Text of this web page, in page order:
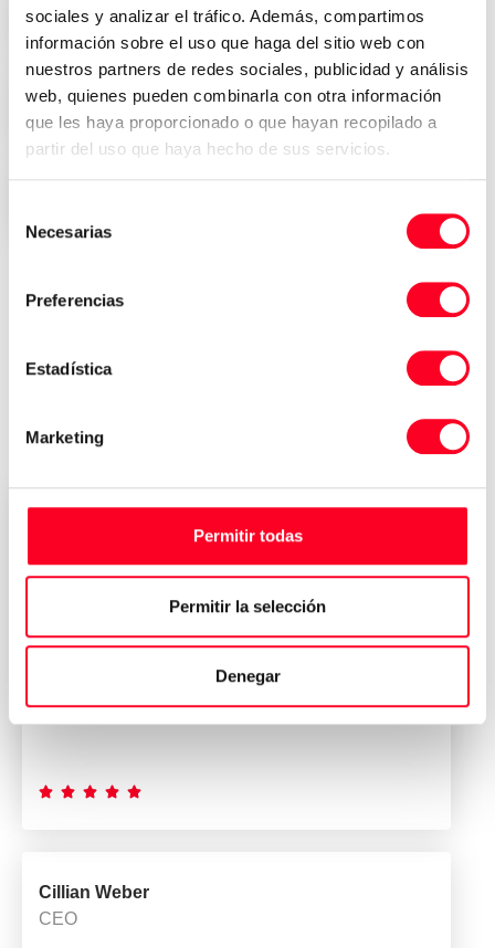
sociales y analizar el tráfico. Además, compartimos
información sobre el uso que haga del sitio web con
nuestros partners de redes sociales, publicidad y análisis
web, quienes pueden combinarla con otra información
que les haya proporcionado o que hayan recopilado a
partir del uso que haya hecho de sus servicios.
Necesarias
Preferencias
Estadística
Marketing
Permitir todas
Permitir la selección
Denegar
Attraktive Preise
Sicherheit, Vertrauen und
Transparenz
bereits ihre Industriemaschine
我公司拥有一支专业而称职的团队。 我们的团队使
DMU 80加工中心的出口过程和CCIC的管理变得简
保证购买过程！ 毋庸置疑，我们是您最可靠的合作
伙伴。
    
Cillian Weber
CEO